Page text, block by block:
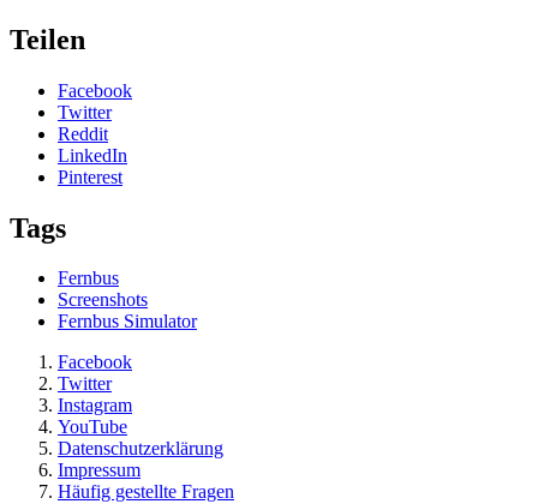
Teilen
Facebook
Twitter
Reddit
LinkedIn
Pinterest
Tags
Fernbus
Screenshots
Fernbus Simulator
Facebook
Twitter
Instagram
YouTube
Datenschutzerklärung
Impressum
Häufig gestellte Fragen